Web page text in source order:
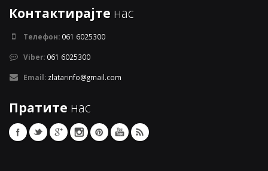
Контактирајте нас
Телефон: 061 6025300
Viber: 061 6025300
Email: zlatarinfo@gmail.com
Пратите нас